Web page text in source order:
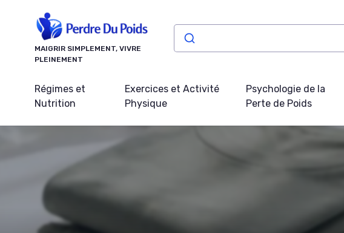
MAIGRIR SIMPLEMENT, VIVRE
PLEINEMENT
Régimes et
Nutrition
Exercices et Activité
Physique
Psychologie de la
Perte de Poids